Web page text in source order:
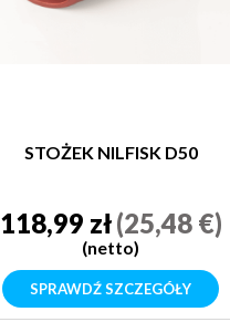
STOŻEK NILFISK D50
118,99 zł(25,48 €)
(netto)
SPRAWDŹ SZCZEGÓŁY